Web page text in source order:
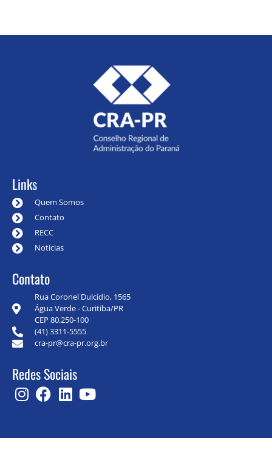
Links
Quem Somos
Contato
RECC
Notícias
Contato
Rua Coronel Dulcídio, 1565
Água Verde - Curitiba/PR
CEP 80.250-100
(41) 3311-5555
cra-pr@cra-pr.org.br
Redes Sociais